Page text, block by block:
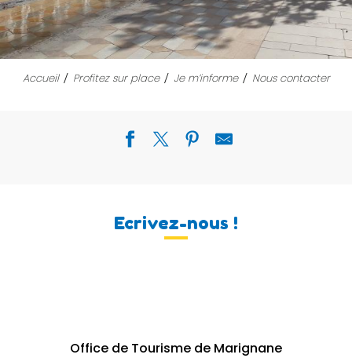
Accueil Profitez sur place Je m’informe Nous contacter
Ecrivez-nous !
Office de Tourisme de Marignane